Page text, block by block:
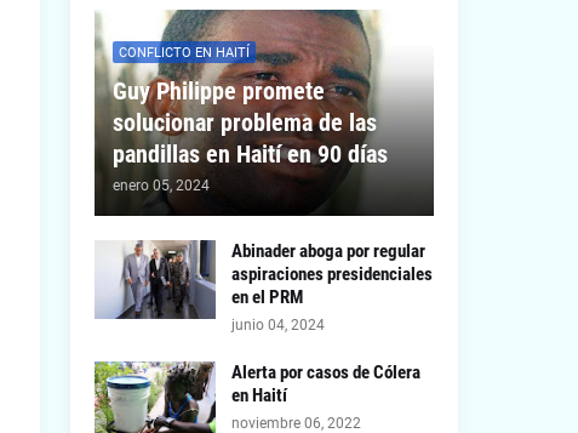
CONFLICTO EN HAITÍ
Guy Philippe promete
solucionar problema de las
pandillas en Haití en 90 días
enero 05, 2024
Abinader aboga por regular
aspiraciones presidenciales
en el PRM
junio 04, 2024
Alerta por casos de Cólera
en Haití
noviembre 06, 2022